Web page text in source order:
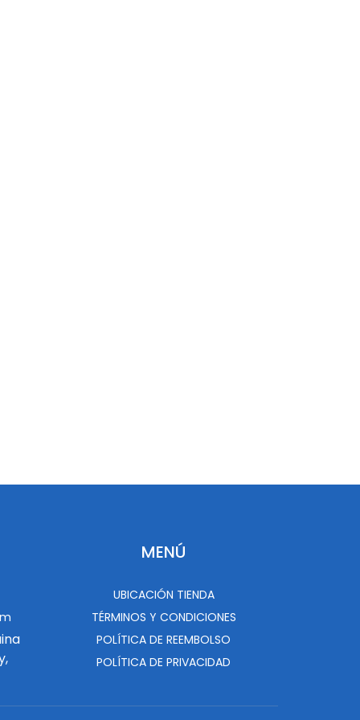
MENÚ
UBICACIÓN TIENDA
TÉRMINOS Y CONDICIONES
POLÍTICA DE REEMBOLSO
POLÍTICA DE PRIVACIDAD